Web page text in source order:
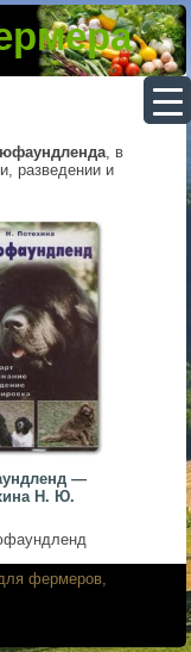
, в
разведении и
—
Н. Ю.
фермеров,